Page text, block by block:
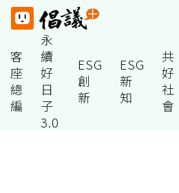
客
座
總
編
永
續
好
日
子
3.0
ESG
創
新
ESG
新
知
共
好
社
會